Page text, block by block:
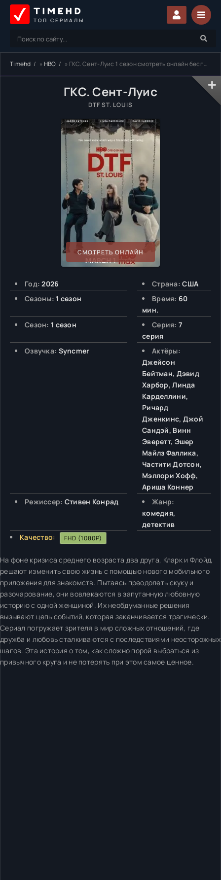
TIMEHD
ТОП СЕРИАЛЫ
Timehd »HBO » ГКС. Сент-Луис 1 сезон смотреть онлайн бесплатно
ГКС. Сент-Луис
DTF ST. LOUIS
СМОТРЕТЬ ОНЛАЙН
Год: 2026 Страна: США
Сезоны: 1 сезон Время: 60
мин.
Сезон: 1 сезон Серия: 7
серия
Озвучка: Syncmer
Актёры:
Джейсон
Бейтман, Дэвид
Харбор, Линда
Карделлини,
Ричард
Дженкинс, Джой
Сандэй, Винн
Эверетт, Эшер
Майлз Фаллика,
Частити Дотсон,
Мэллори Хофф,
Ариша Коннер
Режиссер: Стивен Конрад
Жанр:
комедия,
детектив
Качество:
FHD (1080P)
На фоне кризиса среднего возраста два друга, Кларк и Флойд,
решают изменить свою жизнь с помощью нового мобильного
приложения для знакомств. Пытаясь преодолеть скуку и
разочарование, они вовлекаются в запутанную любовную
историю с одной женщиной. Их необдуманные решения
вызывают цепь событий, которая заканчивается трагически.
Сериал погружает зрителя в мир сложных отношений, где
дружба и любовь сталкиваются с последствиями неосторожных
шагов. Эта история о том, как сложно порой выбраться из
привычного круга и не потерять при этом самое ценное.